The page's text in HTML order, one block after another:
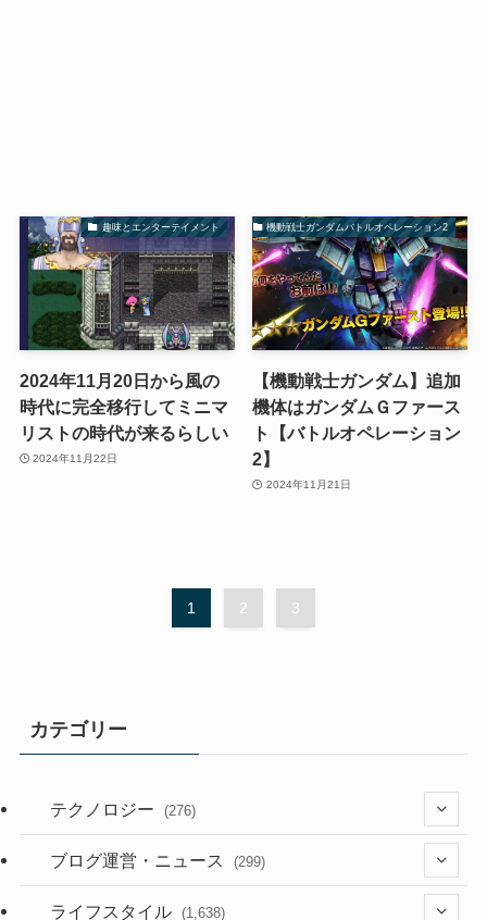
趣味とエンターテイメント
2024年11月20日から風の
時代に完全移行してミニマ
リストの時代が来るらしい
2024年11月22日
機動戦士ガンダムバトルオペレーション2
【機動戦士ガンダム】追加
機体はガンダムＧファース
ト【バトルオペレーション
2】
2024年11月21日
1 2 3
カテゴリー
テクノロジー (276)
(36)
(187)
ブログ運営・ニュース (299)
(118)
ライフスタイル (1,638)